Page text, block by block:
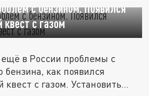
с бензином. Появился
квест с газом
в России проблемы с
бензина, как появился
с газом. Установить...